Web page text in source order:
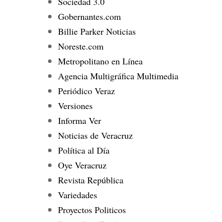
Gobernantes.com
Billie Parker Noticias
Noreste.com
Metropolitano en Línea
Agencia Multigráfica Multimedia
Periódico Veraz
Versiones
Informa Ver
Noticias de Veracruz
Política al Día
Oye Veracruz
Revista República
Variedades
Proyectos Politicos